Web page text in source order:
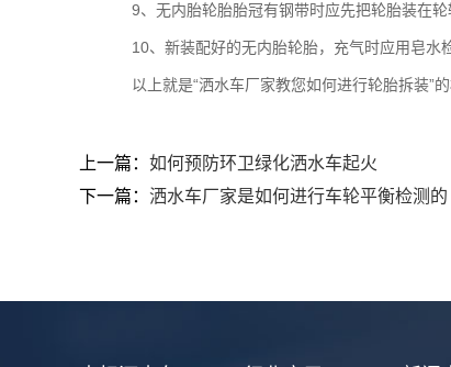
9、无内胎轮胎胎冠有钢带时应先把轮胎装在轮
10、新装配好的无内胎轮胎，充气时应用皂水
以上就是“洒水车厂家教您如何进行轮胎拆装”
上一篇： 如何预防环卫绿化洒水车起火
下一篇： 洒水车厂家是如何进行车轮平衡检测的